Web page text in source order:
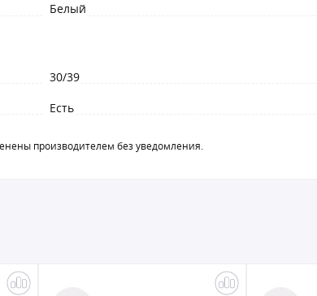
Белый
30/39
Есть
производителем без уведомления.